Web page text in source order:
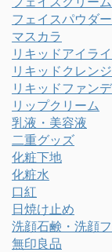
フェイスパウダー
マスカラ
リキッドアイラ
リキッドクレン
リキッドファン
リップクリーム
乳液・美容液
二重グッズ
化粧下地
化粧水
口紅
日焼け止め
洗顔石鹸・洗顔
無印良品